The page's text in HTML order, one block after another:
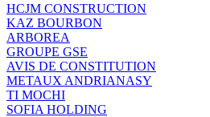
HCJM CONSTRUCTION
KAZ BOURBON
ARBOREA
GROUPE GSE
AVIS DE CONSTITUTION
METAUX ANDRIANASY
TI MOCHI
SOFIA HOLDING